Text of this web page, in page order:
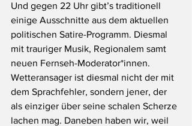
Und gegen 22 Uhr gibt’s traditionell
einige Ausschnitte aus dem aktuellen
politischen Satire-Programm. Diesmal
mit trauriger Musik, Regionalem samt
neuen Fernseh-Moderator*innen.
Wetteransager ist diesmal nicht der mit
dem Sprachfehler, sondern jener, der
als einziger über seine schalen Scherze
lachen mag. Daneben haben wir, weil